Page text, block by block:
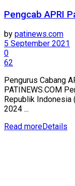
Pengcab APRI
by patinews.com
5 September 2021
0
62
Pengurus Cabang
PATINEWS.COM
Republik Indonesia
2024 ...
Read moreDetails